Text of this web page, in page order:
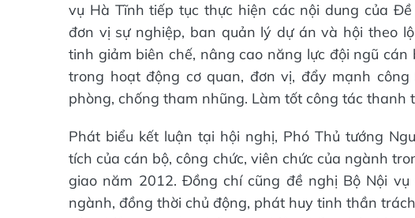
vụ Hà Tĩnh tiếp tục thực hiện các nội dung của
đơn vị sự nghiệp, ban quản lý dự án và hội theo
tinh giảm biên chế, nâng cao năng lực đội ngũ
trong hoạt động cơ quan, đơn vị, đẩy mạnh
phòng, chống tham nhũng. Làm tốt công tác thanh
Phát biểu kết luận tại hội nghị, Phó Thủ tướng
tích của cán bộ, công chức, viên chức của ngành
giao năm 2012. Đồng chí cũng đề nghị Bộ Nội
ngành, đồng thời chủ động, phát huy tinh thần